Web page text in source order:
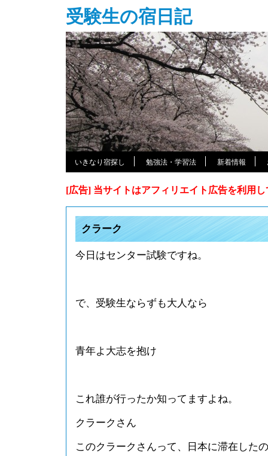
受験生の宿日記
いきなり宿探し 勉強法・学習法 新着情報
[広告] 当サイトはアフィリエイト広告を利用
クラーク
今日はセンター試験ですね。
で、受験生ならずも大人なら
青年よ大志を抱け
これ誰が行ったか知ってますよね。
クラークさん
このクラークさんって、日本に滞在した